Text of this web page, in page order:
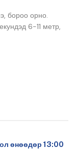
бороо орно.
6-11 метр,
өнөөдөр 13:00